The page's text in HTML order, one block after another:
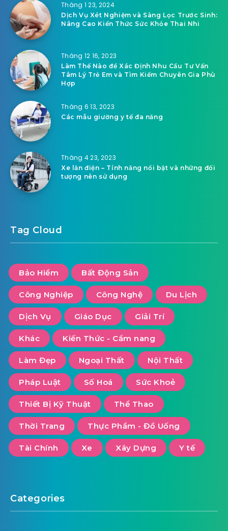
Tháng 1 23, 2024
Dịch Vụ Xét Nghiệm và Sàng Lọc Trước Sinh:
Nâng Cao Kiến Thức Sức Khỏe Thai Nhi
Tháng 12 16, 2023
Làm Thế Nào để Xác Định Nhu Cầu Tư Vấn
Tâm Lý Trẻ Em và Tìm Kiếm Chuyên Gia Phù
Hợp
Tháng 6 13, 2023
Các mẫu giường y tế đa năng
Tháng 4 23, 2023
Xe lăn điện – Tính năng nổi bật và những đối
tượng nên sử dụng
Tag Cloud
Bảo Hiểm Bất Động Sản
Công Nghiệp Công Nghệ Du Lịch
Dịch Vụ Giáo Dục Giải Trí
Khác Kiến Thức - Cẩm nang
Làm Đẹp Ngoại Thất Nội Thất
Pháp Luật Số Hoá Sức Khoẻ
Thiết Bị Kỹ Thuật Thể Thao
Thời Trang Thực Phẩm - Đồ Uống
Tài Chính Xe Xây Dựng Y tế
Categories